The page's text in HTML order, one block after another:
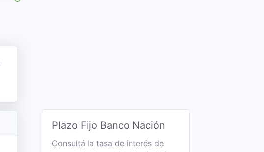
Plazo Fijo Banco Nación
Consultá la tasa de interés de